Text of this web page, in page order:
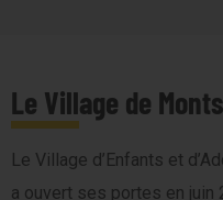
Le Village de
Le Village d’Enfants et
a ouvert ses portes en juin